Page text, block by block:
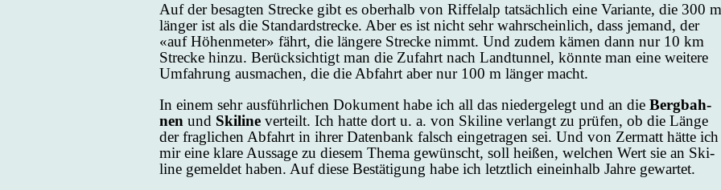
Auf der be­sag­ten Stre­cke gibt es ober­halb von Rif­fel­alp tat­säch­lich ei­ne Va­ri­an­te, die 300 m
län­ger ist als die Stan­dard­stre­cke. Aber es ist nicht sehr wahr­schein­lich, dass je­mand, der
«auf Hö­hen­me­ter» fährt, die län­ge­re Stre­cke nimmt. Und zu­dem kämen dann nur 10 km
Stre­cke hin­zu. Berück­sich­tigt man die Zu­fahrt nach Land­tun­nel, könn­te man ei­ne wei­te­re
Um­fah­rung aus­ma­chen, die die Ab­fahrt aber nur 100 m län­ger macht.
In ei­nem sehr aus­führ­li­chen Do­ku­ment ha­be ich all das nie­der­ge­legt und an die Berg­bah­
nen und Ski­line ver­teilt. Ich hat­te dort u. a. von Ski­line ver­langt zu prü­fen, ob die Län­ge
der frag­li­chen Ab­fahrt in ih­rer Da­ten­bank falsch ein­ge­tra­gen sei. Und von Zer­matt hät­te ich
mir ei­ne kla­re Aus­sa­ge zu die­sem The­ma ge­wünscht, soll hei­ßen, wel­chen Wert sie an Ski­
line ge­mel­det ha­ben. Auf die­se Be­stä­ti­gung ha­be ich letzt­lich ein­ein­halb Jah­re ge­war­tet.